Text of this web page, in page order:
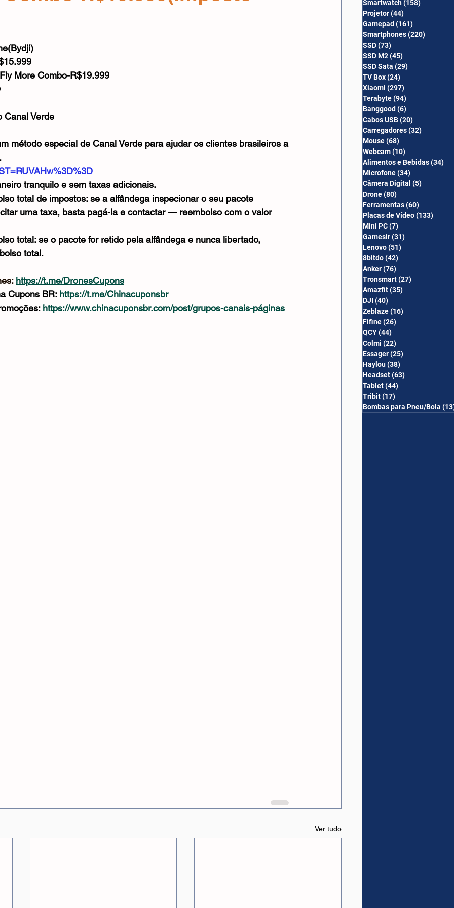
5 estrelas.
More Combo-R$19.999
Canal Verde
método especial de Canal Verde para ajudar os clientes brasileiros a
tranquilo e sem taxas adicionais.
total de impostos: se a alfândega inspecionar o seu pacote
uma taxa, basta pagá-la e contactar — reembolso com o valor
total: se o pacote for retido pela alfândega e nunca libertado,
total.
https://t.me/DronesCupons
Cupons BR: https://t.me/Chinacuponsbr
https://www.chinacuponsbr.com/post/grupos-canais-páginas
Ver tudo
Smartwatch(158)
Projetor(44)
Gamepad (161)
Smartphones(220)
SSD(73)
SSD M2(45)
SSD Sata (29)
TV Box(24)
Xiaomi (297)
Terabyte(94)
Banggood (6)
Cabos USB(20)
Carregadores(32)
Mouse(68)
Webcam(10)
Alimentos e Bebidas(34)
Microfone(34)
Câmera Digital (5)
Drone(80)
Ferramentas(60)
Placas de Vídeo(133)
Mini PC(7)
Gamesir(31)
Lenovo(51)
8bitdo(42)
Anker(76)
Tronsmart(27)
Amazfit(35)
DJI (40)
Zeblaze(16)
Fifine(26)
QCY(44)
Colmi (22)
Essager(25)
Haylou(38)
Headset(63)
Tablet(44)
Tribit(17)
Bombas para Pneu/Bola